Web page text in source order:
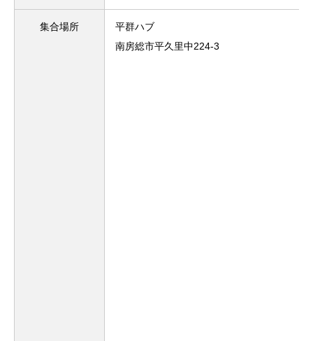
集合場所
平群ハブ
南房総市平久里中224-3